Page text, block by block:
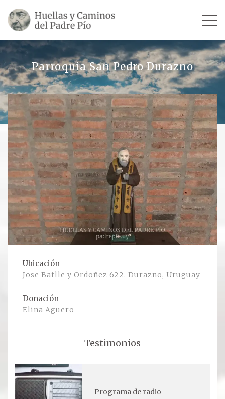
SU VIDA
TESTIMONIOS
Ver todos
Escultores
Revista «La Voz del Padre Pío»
Contar mi testimonio
LUGARES
Compartir un lugar
EL MILAGRO
Relación con Flia. Damiani
Galería y testimonios
Reliquias
Parroquia San Pedro Durazno
Ubicación
Jose Batlle y Ordoñez 622. Durazno, Uruguay
Donación
Elina Aguero
Testimonios
Programa de radio